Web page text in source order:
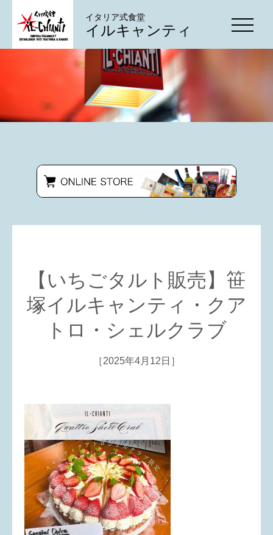
イタリア式食堂
イルキャンティ
【いちごタルト販売】笹
塚イルキャンティ・クア
トロ・シェルクラブ
［2025年4月12日］